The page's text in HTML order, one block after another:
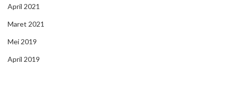
April 2021
Maret 2021
Mei 2019
April 2019